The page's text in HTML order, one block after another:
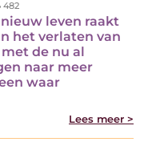
482
leven raakt
het verlaten van
de nu al
naar meer
waar
Lees meer >